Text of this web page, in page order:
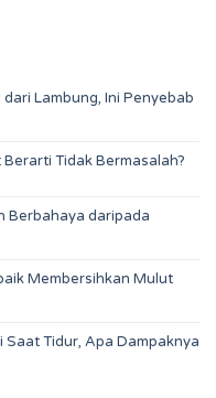
Lambung, Ini Penyebab
Tidak Bermasalah?
Berbahaya daripada
Membersihkan Mulut
Tidur, Apa Dampaknya